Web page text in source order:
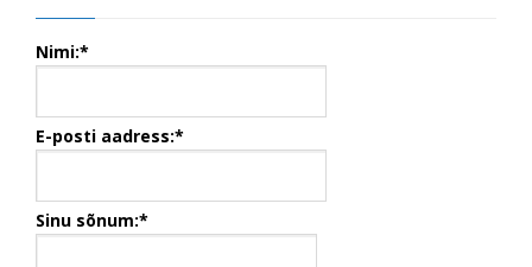
Nimi:*
E-posti aadress:*
Sinu sõnum:*